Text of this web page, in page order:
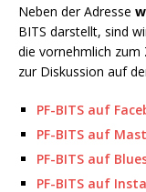
Neben der Adresse
BITS darstellt, sind
die vornehmlich zum
zur Diskussion auf
PF-BITS auf
PF-BITS auf
PF-BITS auf
PF-BITS auf